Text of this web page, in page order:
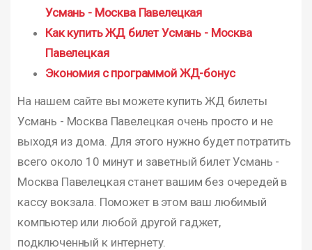
Усмань - Москва Павелецкая
Как купить ЖД билет Усмань - Москва
Павелецкая
Экономия с программой ЖД-бонус
На нашем сайте вы можете купить ЖД билеты
Усмань - Москва Павелецкая очень просто и не
выходя из дома. Для этого нужно будет потратить
всего около 10 минут и заветный билет Усмань -
Москва Павелецкая станет вашим без очередей в
кассу вокзала. Поможет в этом ваш любимый
компьютер или любой другой гаджет,
подключенный к интернету.